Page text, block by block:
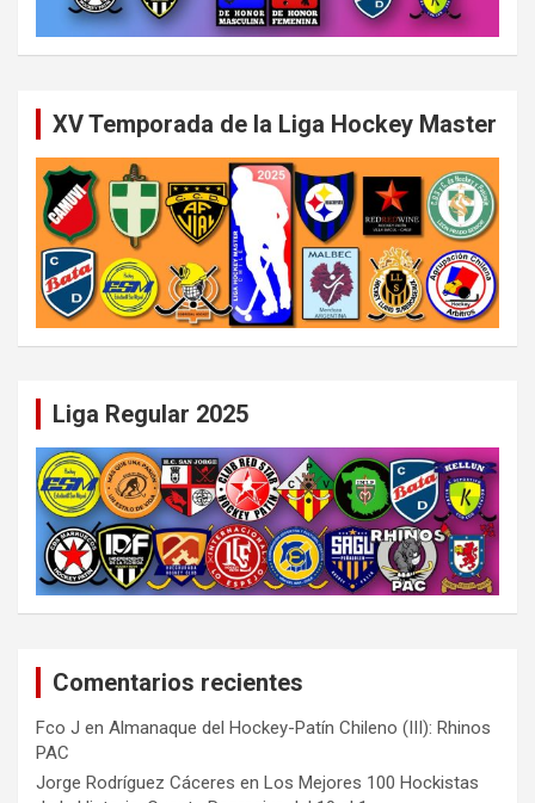
XV Temporada de la Liga Hockey Master
Liga Regular 2025
Comentarios recientes
Fco J en Almanaque del Hockey-Patín Chileno (III): Rhinos
PAC
Jorge Rodríguez Cáceres en Los Mejores 100 Hockistas